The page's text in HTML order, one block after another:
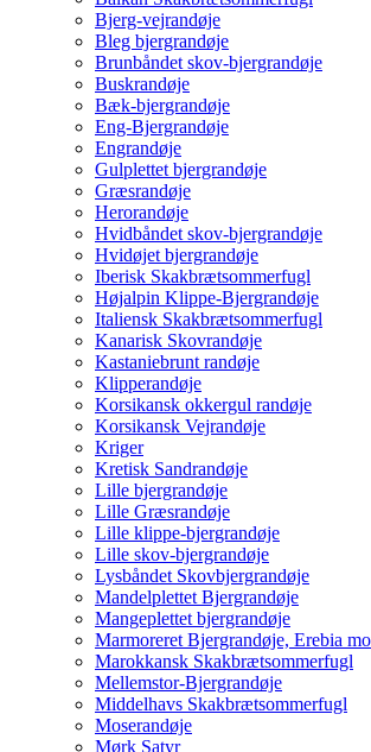
Bjerg-vejrandøje
Bleg bjergrandøje
Brunbåndet skov-bjergrandøje
Buskrandøje
Bæk-bjergrandøje
Eng-Bjergrandøje
Engrandøje
Gulplettet bjergrandøje
Græsrandøje
Herorandøje
Hvidbåndet skov-bjergrandøje
Hvidøjet bjergrandøje
Iberisk Skakbrætsommerfugl
Højalpin Klippe-Bjergrandøje
Italiensk Skakbrætsommerfugl
Kanarisk Skovrandøje
Kastaniebrunt randøje
Klipperandøje
Korsikansk okkergul randøje
Korsikansk Vejrandøje
Kriger
Kretisk Sandrandøje
Lille bjergrandøje
Lille Græsrandøje
Lille klippe-bjergrandøje
Lille skov-bjergrandøje
Lysbåndet Skovbjergrandøje
Mandelplettet Bjergrandøje
Mangeplettet bjergrandøje
Marmoreret Bjergrandøje, Erebia
Marokkansk Skakbrætsommerfugl
Mellemstor-Bjergrandøje
Middelhavs Skakbrætsommerfugl
Moserandøje
Mørk Satyr